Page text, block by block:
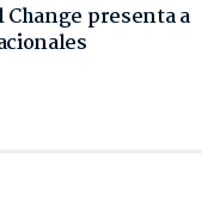
presenta a